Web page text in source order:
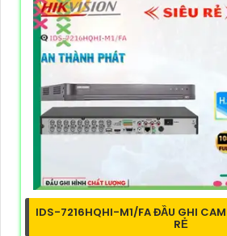
IDS-7216HQHI-M1/FA ĐẦU GHI
RẺ